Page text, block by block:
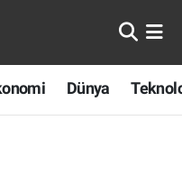
Dünya